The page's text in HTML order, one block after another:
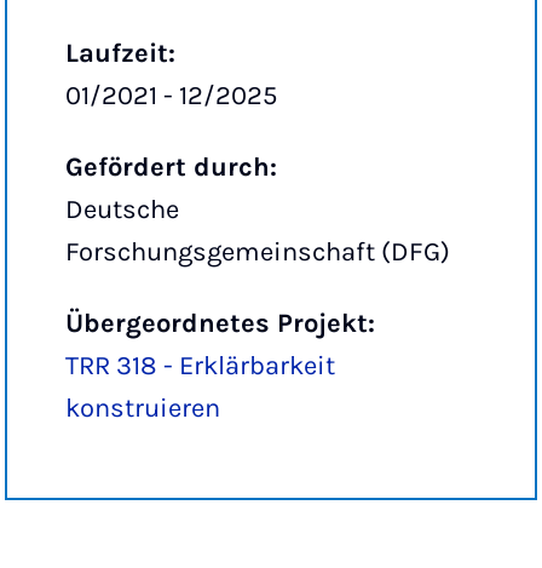
Laufzeit:
01/2021 - 12/2025
Gefördert durch:
Deutsche
Forschungsgemeinschaft (DFG)
Übergeordnetes Projekt:
TRR 318 - Erklärbarkeit
konstruieren